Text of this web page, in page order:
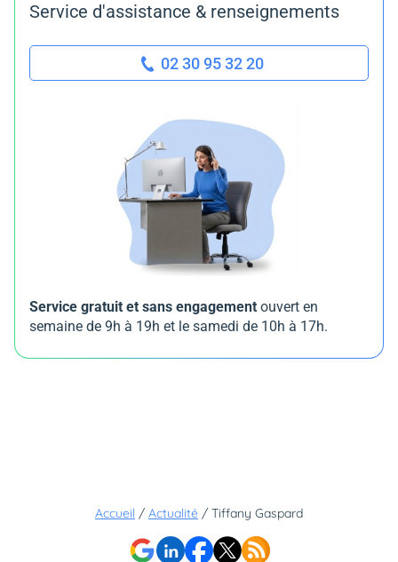
Service d'assistance & renseignements
02 30 95 32 20
Service gratuit et sans engagement ouvert en
semaine de 9h à 19h et le samedi de 10h à 17h.
Accueil / Actualité / Tiffany Gaspard